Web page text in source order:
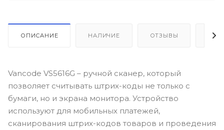
ОПИСАНИЕ НАЛИЧИЕ ОТЗЫВЫ
Vancode VS5616G – ручной сканер, который
позволяет считывать штрих-коды не только с
бумаги, но и экрана монитора. Устройство
используют для мобильных платежей,
сканирования штрих-кодов товаров и проведения